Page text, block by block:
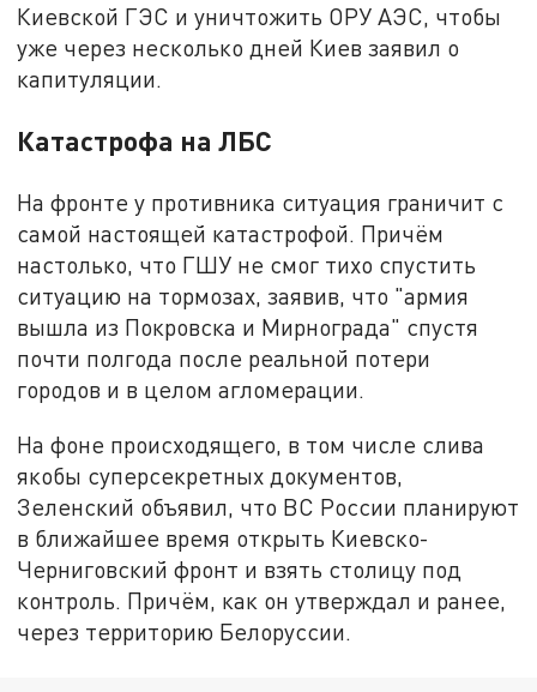
Киевской ГЭС и уничтожить ОРУ АЭС, чтобы
уже через несколько дней Киев заявил о
капитуляции.
Катастрофа на ЛБС
На фронте у противника ситуация граничит с
самой настоящей катастрофой. Причём
настолько, что ГШУ не смог тихо спустить
ситуацию на тормозах, заявив, что "армия
вышла из Покровска и Мирнограда" спустя
почти полгода после реальной потери
городов и в целом агломерации.
На фоне происходящего, в том числе слива
якобы суперсекретных документов,
Зеленский объявил, что ВС России планируют
в ближайшее время открыть Киевско-
Черниговский фронт и взять столицу под
контроль. Причём, как он утверждал и ранее,
через территорию Белоруссии.